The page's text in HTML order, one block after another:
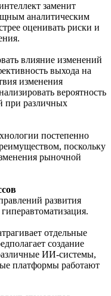
заменит
аналитическим
оценивать риски и
влияние изменений
выхода на
изменения
вероятность
при различных
постепенно
поскольку
рыночной
развития
отдельные
создание
ИИ-системы,
платформы работают